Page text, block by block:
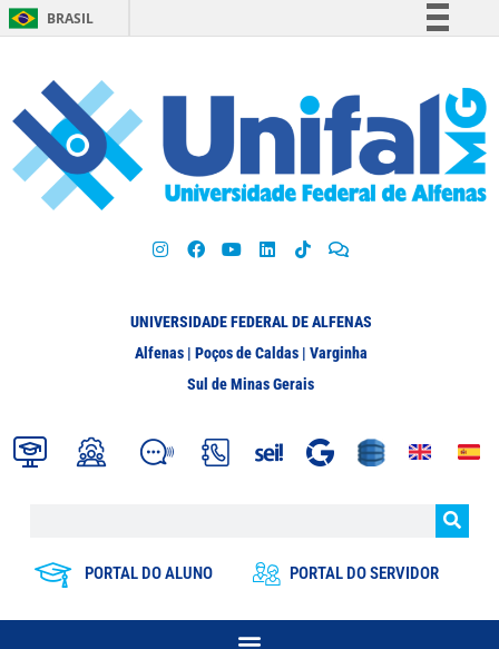
BRASIL
Participe
Acesso à informação
Legislação
UNIVERSIDADE FEDERAL DE ALFENAS
Alfenas | Poços de Caldas | Varginha
Sul de Minas Gerais
PORTAL DO ALUNO PORTAL DO SERVIDOR